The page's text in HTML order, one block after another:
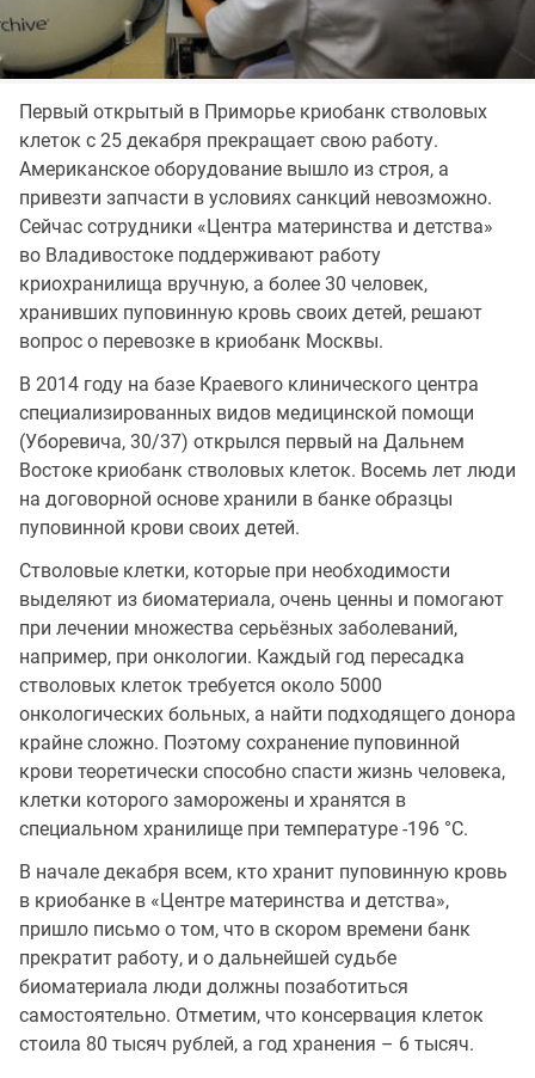
Первый открытый в Приморье криобанк стволовых
клеток с 25 декабря прекращает свою работу.
Американское оборудование вышло из строя, а
привезти запчасти в условиях санкций невозможно.
Сейчас сотрудники «Центра материнства и детства»
во Владивостоке поддерживают работу
криохранилища вручную, а более 30 человек,
хранивших пуповинную кровь своих детей, решают
вопрос о перевозке в криобанк Москвы.
В 2014 году на базе Краевого клинического центра
специализированных видов медицинской помощи
(Уборевича, 30/37) открылся первый на Дальнем
Востоке криобанк стволовых клеток. Восемь лет люди
на договорной основе хранили в банке образцы
пуповинной крови своих детей.
Стволовые клетки, которые при необходимости
выделяют из биоматериала, очень ценны и помогают
при лечении множества серьёзных заболеваний,
например, при онкологии. Каждый год пересадка
стволовых клеток требуется около 5000
онкологических больных, а найти подходящего донора
крайне сложно. Поэтому сохранение пуповинной
крови теоретически способно спасти жизнь человека,
клетки которого заморожены и хранятся в
специальном хранилище при температуре -196 °С.
В начале декабря всем, кто хранит пуповинную кровь
в криобанке в «Центре материнства и детства»,
пришло письмо о том, что в скором времени банк
прекратит работу, и о дальнейшей судьбе
биоматериала люди должны позаботиться
самостоятельно. Отметим, что консервация клеток
стоила 80 тысяч рублей, а год хранения – 6 тысяч.